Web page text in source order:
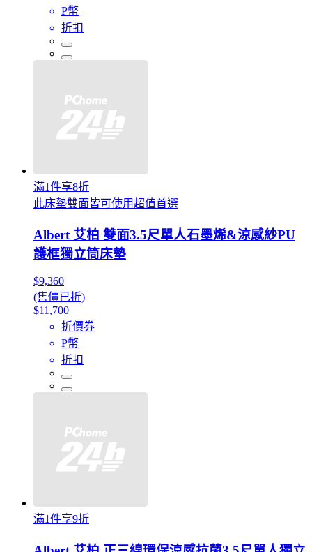
P幣
折扣
滿1件享8折
此床墊雙面皆可使用超值首選
Albert 艾柏 雙面3.5尺單人石墨烯&涼感紗PU
護框獨立筒床墊
$9,360
(售價已折)
$11,700
折價券
P幣
折扣
滿1件享9折